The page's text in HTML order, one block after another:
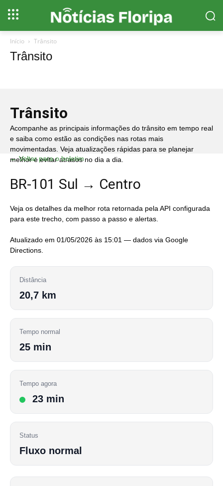
Início Trânsito
Trânsito
Trânsito
Acompanhe as principais informações do trânsito em tempo real
e saiba como estão as condições nas rotas mais
movimentadas. Veja atualizações rápidas para se planejar
melhor e evitar atrasos no dia a dia.
← Voltar para o boletim
BR-101 Sul → Centro
Veja os detalhes da melhor rota retornada pela API configurada
para este trecho, com passo a passo e alertas.
Atualizado em 01/05/2026 às 15:01 — dados via Google
Directions.
Distância
20,7 km
Tempo normal
25 min
Tempo agora
23 min
Status
Fluxo normal